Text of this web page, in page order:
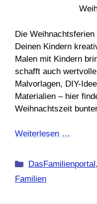
Die
Deinen Kindern
Malen mit Kindern
schafft auch
Malvorlagen, DIY-
Materialien – hier
Weihnachtszeit
Weiterlesen …
Kategorien
DasFamilienportal ,
Familien